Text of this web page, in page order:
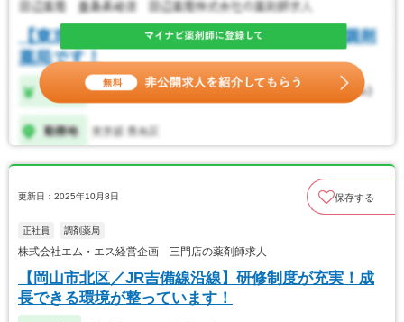
更新日：2025年10月8日 保存する
正社員 調剤薬局
株式会社エム・エス経営企画 三門店の薬剤師求人
【岡山市北区／JR吉備線沿線】研修制度が充実！成
長できる環境が整っています！